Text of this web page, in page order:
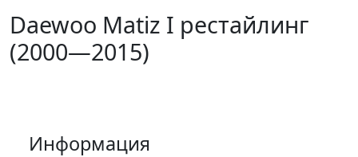
Daewoo Matiz I рестайлинг
(2000—2015)
Информация